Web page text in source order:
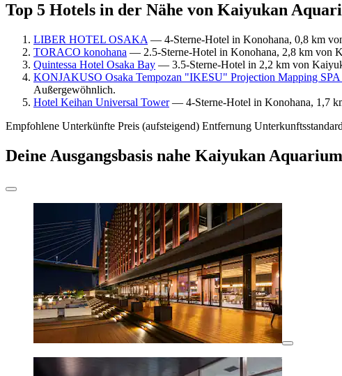
Top 5 Hotels in der Nähe von Kaiyukan
LIBER HOTEL OSAKA — 4-Sterne-Hotel in Konohana, 0,8 km
TORACO konohana — 2.5-Sterne-Hotel in Konohana, 2,8 km von
Quintessa Hotel Osaka Bay — 3.5-Sterne-Hotel in 2,2 km von
KONJAKUSO Osaka Tempozan "IKESU" Projection Mapping
Außergewöhnlich.
Hotel Keihan Universal Tower— 4-Sterne-Hotel in Konohana, 1,7
Empfohlene Unterkünfte Preis (aufsteigend) Entfernung Unterkunftsstandard
Deine Ausgangsbasis nahe Kaiyukan Aquarium